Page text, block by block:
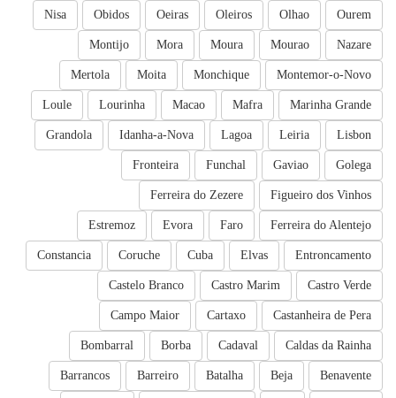
Ourem
Olhao
Oleiros
Oeiras
Obidos
Nisa
Nazare
Mourao
Moura
Mora
Montijo
Montemor-o-Novo
Monchique
Moita
Mertola
Marinha Grande
Mafra
Macao
Lourinha
Loule
Lisbon
Leiria
Lagoa
Idanha-a-Nova
Grandola
Golega
Gaviao
Funchal
Fronteira
Figueiro dos Vinhos
Ferreira do Zezere
Ferreira do Alentejo
Faro
Evora
Estremoz
Entroncamento
Elvas
Cuba
Coruche
Constancia
Castro Verde
Castro Marim
Castelo Branco
Castanheira de Pera
Cartaxo
Campo Maior
Caldas da Rainha
Cadaval
Borba
Bombarral
Benavente
Beja
Batalha
Barreiro
Barrancos